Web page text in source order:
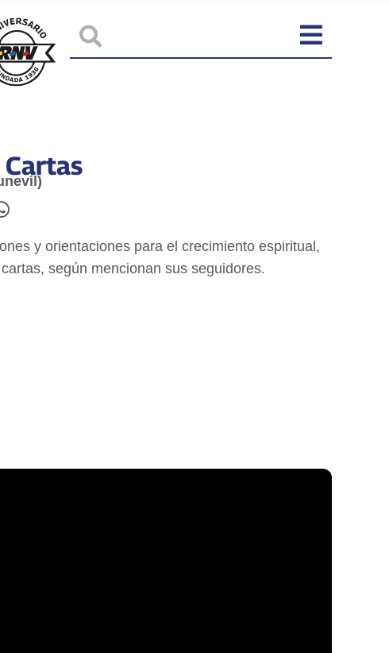
y orientaciones para el crecimiento espiritual,
según mencionan sus seguidores.